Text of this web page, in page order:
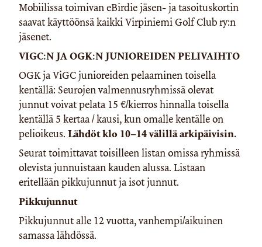
Mobiilissa toimivan eBirdie jäsen- ja tasoituskortin
saavat käyttöönsä kaikki Virpiniemi Golf Club ry:n
jäsenet.
VIGC:N JA OGK:N JUNIOREIDEN PELIVAIHTO
OGK ja ViGC junioreiden pelaaminen toisella
kentällä: Seurojen valmennusryhmissä olevat
junnut voivat pelata 15 €/kierros hinnalla toisella
kentällä 5 kertaa / kausi, kun omalle kentälle on
pelioikeus. Lähdöt klo 10–14 välillä arkipäivisin.
Seurat toimittavat toisilleen listan omissa ryhmissä
olevista junnuistaan kauden alussa. Listaan
eritellään pikkujunnut ja isot junnut.
Pikkujunnut
Pikkujunnut alle 12 vuotta, vanhempi/aikuinen
samassa lähdössä.